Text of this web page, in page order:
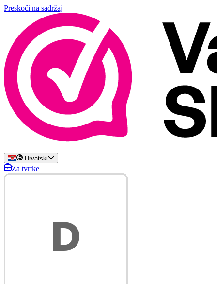
Preskoči na sadržaj
Hrvatski
Za tvrtke